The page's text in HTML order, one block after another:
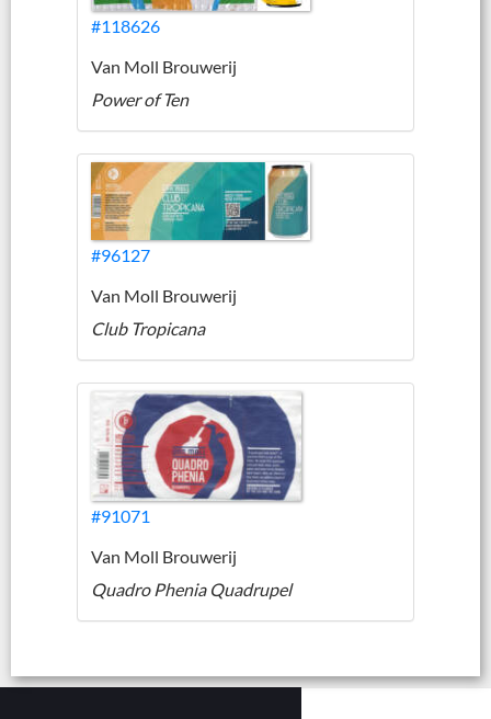
#118626
Van Moll Brouwerij
Power of Ten
#96127
Van Moll Brouwerij
Club Tropicana
#91071
Van Moll Brouwerij
Quadro Phenia Quadrupel